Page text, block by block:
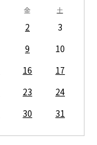
金 土
2
3
9
10
16
17
23
24
30 31